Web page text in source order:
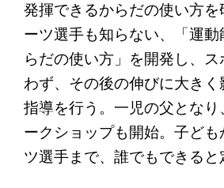
発揮できるからだの使い方
ーツ選手も知らない、「運
らだの使い方」を開発し、
わず、その後の伸びに大き
指導を行う。一児の父となり
ークショップも開始。子ど
ツ選手まで、誰でもできると